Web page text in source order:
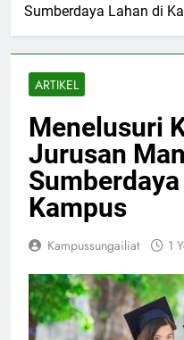
Sumberdaya Lahan di
ARTIKEL
Menelusuri
Jurusan
Kampus
Kampussungailiat 1